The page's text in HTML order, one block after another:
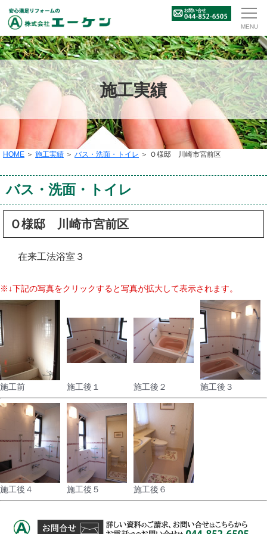
施工実績
HOME ＞ 施工実績 ＞ バス・洗面・トイレ ＞ Ｏ様邸 川崎市宮前区
バス・洗面・トイレ
Ｏ様邸 川崎市宮前区
在来工法浴室３
※↓下記の写真をクリックすると写真が拡大して表示されます。
施工前 施工後１ 施工後２ 施工後３
施工後４ 施工後５ 施工後６